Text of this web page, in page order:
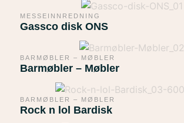
MESSEINNREDNING
Gassco disk ONS
BARMØBLER – MØBLER
Barmøbler – Møbler
BARMØBLER – MØBLER
Rock n lol Bardisk